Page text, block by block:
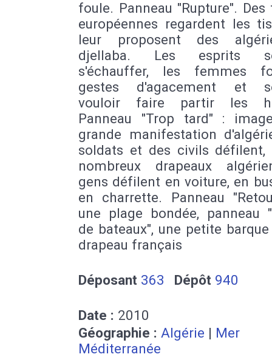
foule. Panneau "Rupture".
européennes regardent les
leur proposent des
djellaba. Les esprits
s'échauffer, les femmes
gestes d'agacement et
vouloir faire partir les
Panneau "Trop tard" :
grande manifestation
soldats et des civils défilent,
nombreux drapeaux
gens défilent en voiture, en
en charrette. Panneau
une plage bondée, panneau
de bateaux", une petite
drapeau français
Déposant 363 Dépôt 940
Date : 2010
Géographie : Algérie | Mer
Méditerranée